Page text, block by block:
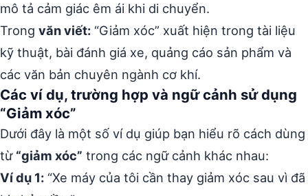
mô tả cảm giác êm ái khi di chuyển.
Trong văn viết: “Giảm xóc” xuất hiện trong tài liệu
kỹ thuật, bài đánh giá xe, quảng cáo sản phẩm và
các văn bản chuyên ngành cơ khí.
Các ví dụ, trường hợp và ngữ cảnh sử dụng
“Giảm xóc”
Dưới đây là một số ví dụ giúp bạn hiểu rõ cách dùng
từ “giảm xóc” trong các ngữ cảnh khác nhau:
Ví dụ 1: “Xe máy của tôi cần thay giảm xóc sau vì đã